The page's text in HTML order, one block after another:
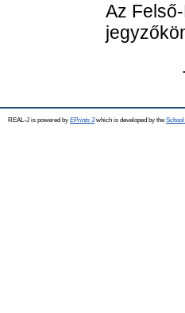
Az
REAL-J is powered by EPrints 3which is developed by the